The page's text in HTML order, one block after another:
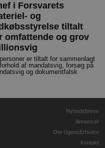
i Forsvarets
og
tiltalt
omfattende og grov
er tiltalt for sammenlagt
af mandatsvig, forsøg på
og dokumentfalsk
Nyhedsbreve
Annoncer
Om UgensErhverv
Kontakt